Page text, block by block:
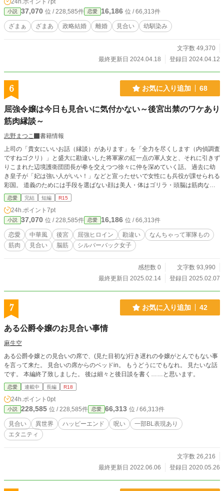
24h.ポイント 7pt
小説 37,070 位 / 228,585件 恋愛 16,186 位 / 66,313件
ざまぁ ざまあ 政略結婚 離婚 見合い 幼馴染み
文字数 49,370
最終更新日 2024.04.18
登録日 2024.04.12
6 お気に入り追加 68
屈強令嬢は今日も見合いに気付かない～後宮出禁のワケあり
筋肉縁談～
志野まつこ
書籍情報
上司の「貴女にいいお話（縁談）があります」を「全力を尽くします（内偵調査
ですねゴクリ）」と盛大に勘違いした将軍家の紅一点の軍人女と、それに引きず
りこまれた辺境護衛団団長が拳を交えつつ徐々に仲を深めていく話。 過去に幼
き皇子が「妃は強い人がいい！」などと宣ったせいで女性にも兵役が課せられる
彩国。 道義のためには手段を選ばない顔は美人・体はゴリラ・頭脳は筋肉な
女 優里（ユウリ）＆辺境にて療養中の王弟の護衛を務め道義のために実直であ
ろうとする美丈夫 塊（カイ）団長。 事件はほぼ後宮の外で起きるためドロド
ロ後宮描写などはほとんどありません。マッチョ×マッチョだけどBLじゃない
よ。 残酷描写・暴力は主にヒロインが行います。 R15は保険かつメイン二人に
はありません。全26話 旧題「将軍家行き遅れ武人令嬢の縁談 ～屈強こそ美徳
の世なのに後宮を出禁にされている（不満はない）～」
恋愛 完結 短編 R15
24h.ポイント 7pt
小説 37,070 位 / 228,585件 恋愛 16,186 位 / 66,313件
恋愛 中華風 後宮 屈強ヒロイン 勘違い
なんちゃって軍隊もの
筋肉
見合い 脳筋 シルバーバック女子
感想数 0
文字数 93,990
最終更新日 2025.02.14
登録日 2025.02.07
7 お気に入り追加 42
ある公爵令嬢のお見合い事情
麻生空
ある公爵令嬢との見合いの席で、(見た目初な)行き遅れの令嬢がとんでもない事
を言って来た。 見合いの席からのベッドin。 もうどうにでもなれ。 見たいな話
です。 本編終了致しました。 後は細々と後日談を書く……と思います。
恋愛 連載中 長編 R18
24h.ポイント 0pt
小説 228,585 位 / 228,585件 恋愛 66,313 位 / 66,313件
見合い 異世界 ハッピーエンド 呪い
一部BL表現あり
エタニティ
文字数 26,216
最終更新日 2022.06.06
登録日 2020.05.26